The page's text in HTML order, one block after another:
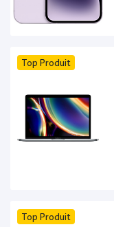
Top Produit
Top Produit